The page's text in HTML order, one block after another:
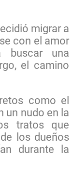
migrar a
con el amor
buscar una
el camino
como el
un nudo en la
tratos que
los dueños
durante la